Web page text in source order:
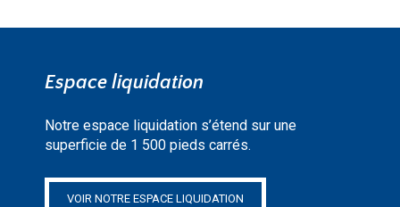
Espace liquidation
Notre espace liquidation s’étend sur une
superficie de 1 500 pieds carrés.
VOIR NOTRE ESPACE LIQUIDATION